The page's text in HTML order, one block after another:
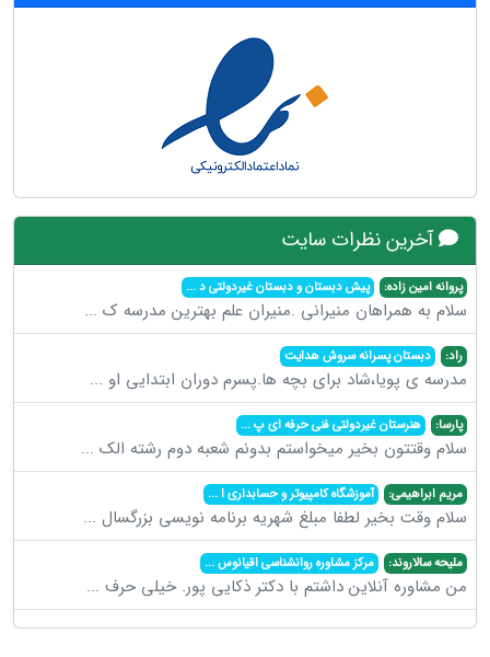
آخرین نظرات سایت
پروانه امین زاده: پیش دبستان و دبستان غیردولتی د...
سلام به همراهان منیرانی .منیران علم بهترین مدرسه ک ...
راد: دبستان پسرانه سروش هدایت
مدرسه ی پویا،شاد برای بچه ها.پسرم دوران ابتدایی او ...
پارسا: هنرستان غیردولتی فنی حرفه ای پ...
سلام وقتتون بخیر میخواستم بدونم شعبه دوم رشته الک ...
مریم ابراهیمی: آموزشگاه کامپیوتر و حسابداری ا...
سلام وقت بخیر لطفا مبلغ شهریه برنامه نویسی بزرگسال ...
ملیحه سالاروند: مرکز مشاوره روانشناسی اقیانوس...
من مشاوره آنلاین داشتم با دکتر ذکایی پور. خیلی حرف ...